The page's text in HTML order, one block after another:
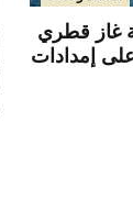
غاز قطري
إمدادات